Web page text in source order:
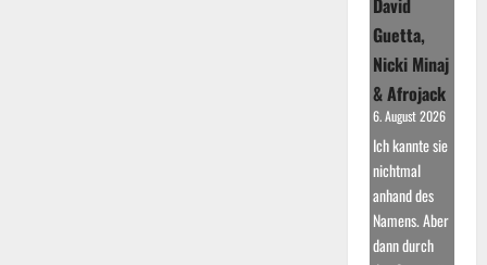
David
Guetta,
Nicki Minaj
& Afrojack
6. August 2026
Ich kannte sie
nichtmal
anhand des
Namens. Aber
dann durch